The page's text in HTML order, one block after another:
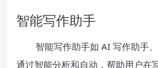
智能写作助手
智能写作助手如 AI 写作助手
通过智能分析和自动，帮助用户在